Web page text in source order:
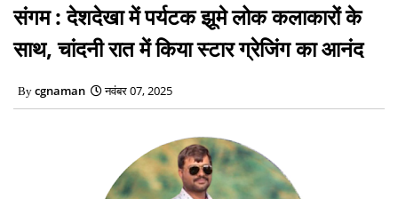
संगम : देशदेखा में पर्यटक झूमे लोक कलाकारों के
साथ, चांदनी रात में किया स्टार ग्रेजिंग का आनंद
cgnaman नवंबर 07, 2025